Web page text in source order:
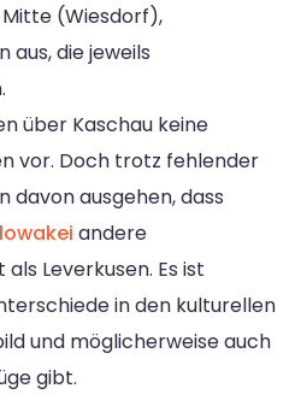
(Wiesdorf),
aus, die jeweils
über Kaschau keine
vor. Doch trotz fehlender
davon ausgehen, dass
andere
Leverkusen. Es ist
in den kulturellen
und möglicherweise auch
gibt.